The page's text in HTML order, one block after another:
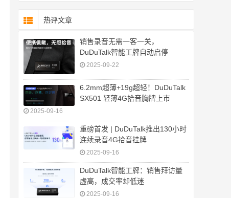
热评文章
销售录音无需一客一关，
DuDuTalk智能工牌自动启停
2025-09-22
6.2mm超薄+19g超轻！DuDuTalk
SX501 轻薄4G拾音胸牌上市
2025-09-16
重磅首发 | DuDuTalk推出130小时
连续录音4G拾音挂牌
2025-09-16
DuDuTalk智能工牌：销售拜访量
虚高，成交率却低迷
2025-09-16